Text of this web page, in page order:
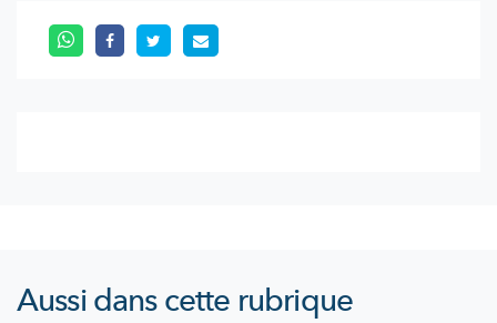
Aussi dans cette rubrique